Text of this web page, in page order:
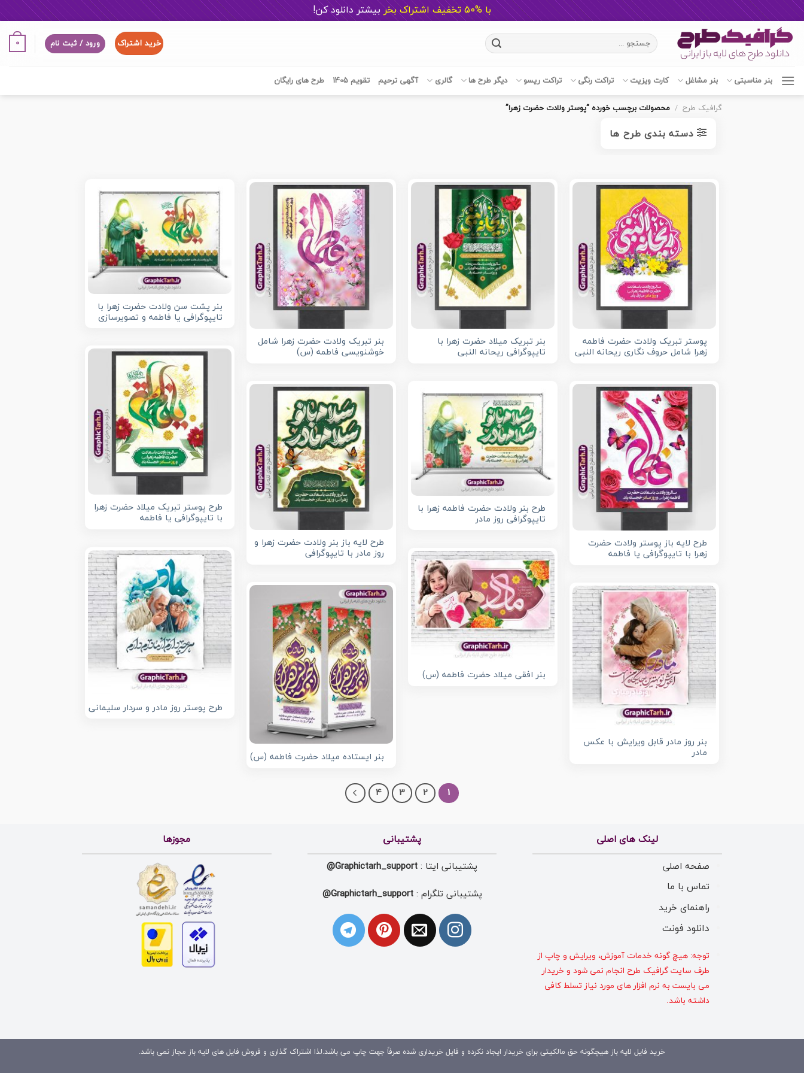
با %50 تخفیف اشتراک بخر بیشتر دانلود کن!
content
جستجو
برای:
خرید اشتراک ورود / ثبت نام 0
بنر مناسبتی بنر مشاغل کارت ویزیت تراکت رنگی تراکت ریسو دیگر طرح ها گالری آگهی ترحیم تقویم 1405 طرح های رایگان
گرافیک طرح / محصولات برچسب خورده “پوستر ولادت حضرت زهرا”
دسته بندی طرح ها
پوستر تبریک ولادت حضرت فاطمه
زهرا شامل حروف نگاری ریحانه النبی
بنر تبریک میلاد حضرت زهرا با
تایپوگرافی ریحانه النبی
بنر تبریک ولادت حضرت زهرا شامل
خوشنویسی فاطمه (س)
بنر پشت سن ولادت حضرت زهرا با
تایپوگرافی یا فاطمه و تصویرسازی
طرح پوستر تبریک میلاد حضرت زهرا
با تایپوگرافی یا فاطمه
طرح لایه باز پوستر ولادت حضرت
زهرا با تایپوگرافی یا فاطمه
طرح بنر ولادت حضرت فاطمه زهرا با
تایپوگرافی روز مادر
طرح لایه باز بنر ولادت حضرت زهرا و
روز مادر با تایپوگرافی
طرح پوستر روز مادر و سردار سلیمانی
بنر افقی میلاد حضرت فاطمه (س)
بنر ایستاده میلاد حضرت فاطمه (س)
بنر روز مادر قابل ویرایش با عکس
مادر
1
2
3
4
لینک های اصلی
صفحه اصلی
تماس با ما
راهنمای خرید
دانلود فونت
توجه: هیچ گونه خدمات آموزش، ویرایش و چاپ از
طرف سایت گرافیک طرح انجام نمی شود و خریدار
می بایست به نرم افزار های مورد نیاز تسلط کافی
داشته باشد.
پشتیبانی
پشتیبانی ایتا : Graphictarh_support@
پشتیبانی تلگرام :Graphictarh_support@
مجوزها
خرید فایل لایه باز هیچگونه حق مالکیتی برای خریدار ایجاد نکرده و فایل خریداری شده صرفاً جهت چاپ می باشد.لذا اشتراک گذاری و فروش فایل های لایه باز مجاز نمی باشد.